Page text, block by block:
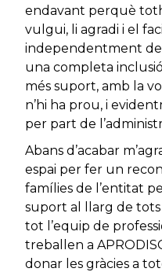
endavant perquè
vulgui, li agradi i el
independentment de
una completa
més suport, amb la
n’hi ha prou, i
per part de
Abans d’acabar
espai per fer un
famílies de l’entitat
suport al llarg de tots
tot l’equip de
treballen a
donar les gràcies a